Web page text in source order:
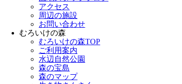
アクセス
周辺の施設
お問い合わせ
むろいけの森
むろいけの森TOP
ご利用案内
水辺自然公園
森の宝島
森のマップ